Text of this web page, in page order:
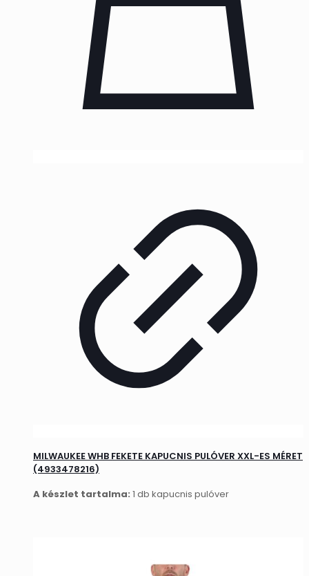
MILWAUKEE WHB FEKETE KAPUCNIS PULÓVER XXL-ES MÉRET
(4933478216)
A készlet tartalma: 1 db kapucnis pulóver